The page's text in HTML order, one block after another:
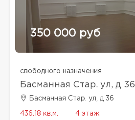
350 000 руб
свободного назначения
Басманная Стар. ул, д 36
Басманная Стар. ул, д 36
436.18 кв.м. 4 этаж